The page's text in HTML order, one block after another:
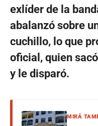
exlíder de la
abalanzó sobre
cuchillo, lo que
oficial, quien
y le disparó.
MIRÁ